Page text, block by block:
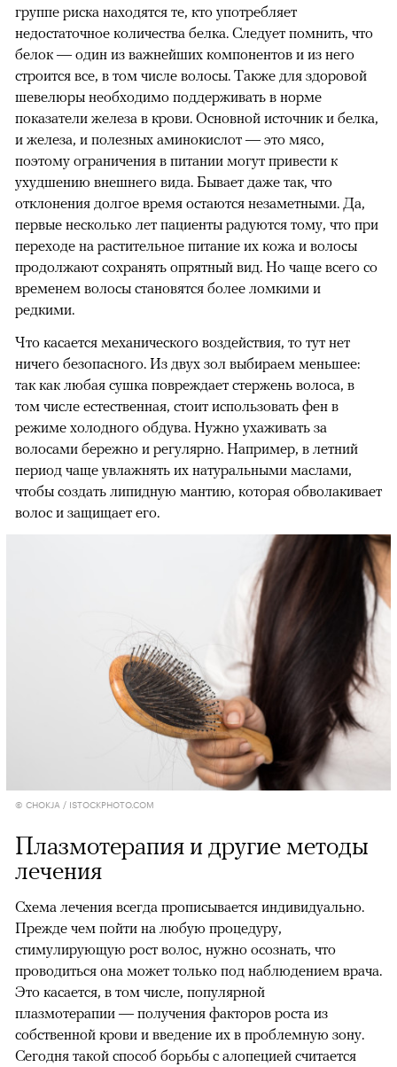
группе риска находятся те, кто употребляет
недостаточное количества белка. Следует помнить, что
белок — один из важнейших компонентов и из него
строится все, в том числе волосы. Также для здоровой
шевелюры необходимо поддерживать в норме
показатели железа в крови. Основной источник и белка,
и железа, и полезных аминокислот — это мясо,
поэтому ограничения в питании могут привести к
ухудшению внешнего вида. Бывает даже так, что
отклонения долгое время остаются незаметными. Да,
первые несколько лет пациенты радуются тому, что при
переходе на растительное питание их кожа и волосы
продолжают сохранять опрятный вид. Но чаще всего со
временем волосы становятся более ломкими и
редкими.
Что касается механического воздействия, то тут нет
ничего безопасного. Из двух зол выбираем меньшее:
так как любая сушка повреждает стержень волоса, в
том числе естественная, стоит использовать фен в
режиме холодного обдува. Нужно ухаживать за
волосами бережно и регулярно. Например, в летний
период чаще увлажнять их натуральными маслами,
чтобы создать липидную мантию, которая обволакивает
волос и защищает его.
© CHOKJA / ISTOCKPHOTO.COM
Плазмотерапия и другие методы
лечения
Схема лечения всегда прописывается индивидуально.
Прежде чем пойти на любую процедуру,
стимулирующую рост волос, нужно осознать, что
проводиться она может только под наблюдением врача.
Это касается, в том числе, популярной
плазмотерапии — получения факторов роста из
собственной крови и введение их в проблемную зону.
Сегодня такой способ борьбы с алопецией считается